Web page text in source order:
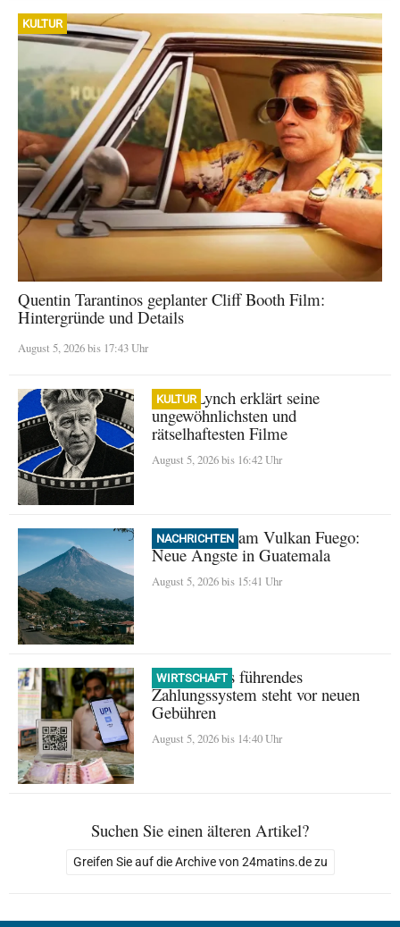
KULTUR
Quentin Tarantinos geplanter Cliff Booth Film:
Hintergründe und Details
August 5, 2026 bis 17:43 Uhr
KULTUR
David Lynch erklärt seine
ungewöhnlichsten und
rätselhaftesten Filme
August 5, 2026 bis 16:42 Uhr
NACHRICHTEN
Evakuierung am Vulkan Fuego:
Neue Ängste in Guatemala
August 5, 2026 bis 15:41 Uhr
WIRTSCHAFT
UPI: Indiens führendes
Zahlungssystem steht vor neuen
Gebühren
August 5, 2026 bis 14:40 Uhr
Suchen Sie einen älteren Artikel?
Greifen Sie auf die Archive von 24matins.de zu